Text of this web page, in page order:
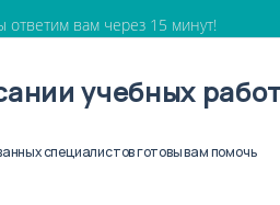
ответим вам через 15 минут!
учебных
специалистов готовы вам помочь